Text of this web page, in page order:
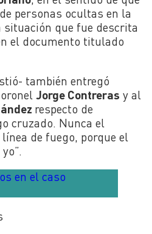
personas ocultas en la
situación que fue descrita
el documento titulado
también entregó
Jorge Contreras y al
respecto de
cruzado. Nunca el
de fuego, porque el
en el caso